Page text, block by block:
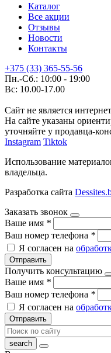
Каталог
Все акции
Отзывы
Новости
Контакты
+375 (33) 365-55-56
Пн.-Сб.: 10:00 - 19:00
Вс: 10.00-17.00
Сайт не является
На сайте указаны
уточняйте у продавца-
Instagram Tiktok
Использование
владельца.
Разработка сайта
Заказать звонок
Ваше имя *
Ваш номер телефона *
Я согласен на
Отправить
Получить консультацию
Ваше имя *
Ваш номер телефона *
Я согласен на
Отправить